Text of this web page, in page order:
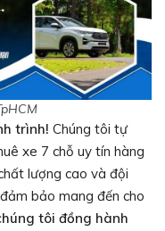
trình! Chúng tôi tự
xe 7 chỗ uy tín hàng
lượng cao và đội
bảo mang đến cho
tôi đồng hành